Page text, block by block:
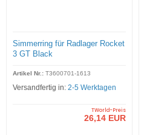
Simmerring für Radlager Rocket
3 GT Black
Artikel Nr.: T3600701-1613
Versandfertig in: 2-5 Werktagen
TWorld-Preis
26,14 EUR